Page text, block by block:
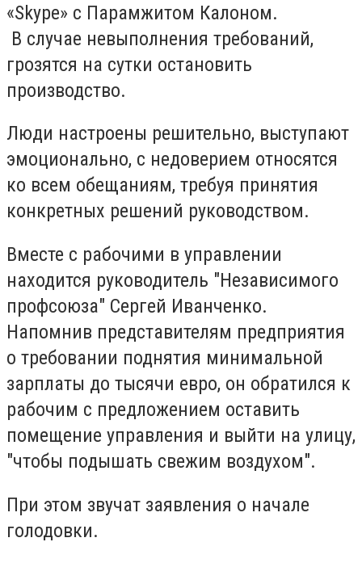
«Skype» с Парамжитом Калоном.
В случае невыполнения требований,
грозятся на сутки остановить
производство.
Люди настроены решительно, выступают
эмоционально, с недоверием относятся
ко всем обещаниям, требуя принятия
конкретных решений руководством.
Вместе с рабочими в управлении
находится руководитель "Независимого
профсоюза" Сергей Иванченко.
Напомнив представителям предприятия
о требовании поднятия минимальной
зарплаты до тысячи евро, он обратился к
рабочим с предложением оставить
помещение управления и выйти на улицу,
"чтобы подышать свежим воздухом".
При этом звучат заявления о начале
голодовки.